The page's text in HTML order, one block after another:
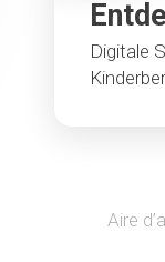
Digitale
Aire